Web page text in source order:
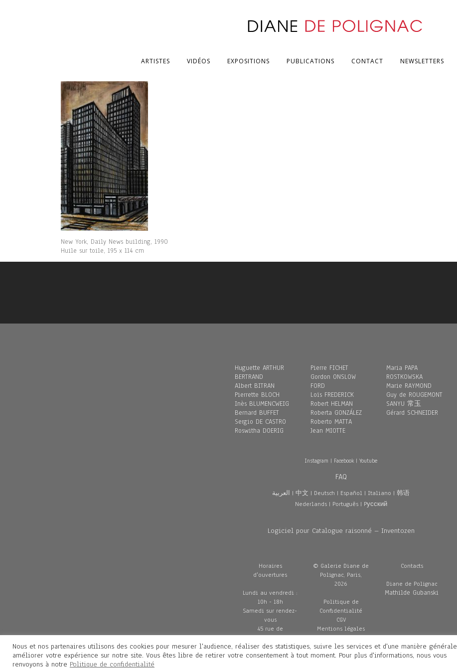
ARTISTES VIDÉOS EXPOSITIONS PUBLICATIONS CONTACT NEWSLETTERS
New York, Daily News building, 1990
Huile sur toile, 195 x 114 cm
Huguette ARTHUR
BERTRAND
Albert BITRAN
Pierrette BLOCH
Inès BLUMENCWEIG
Bernard BUFFET
Sergio DE CASTRO
Roswitha DOERIG
Pierre FICHET
Gordon ONSLOW
FORD
Loïs FREDERICK
Robert HELMAN
Roberta GONZÁLEZ
Roberto MATTA
Jean MIOTTE
Maria PAPA
ROSTKOWSKA
Marie RAYMOND
Guy de ROUGEMONT
SANYU 常玉
Gérard SCHNEIDER
Instagram | Facebook|Youtube
FAQ
العربية |中文 | Deutsch | Español | Italiano |韩语
Nederlands| Português| Pусский
Logiciel pour Catalogue raisonné – Inventozen
Horaires
d'ouvertures
Lundi au vendredi :
10h - 18h
Samedi sur rendez-
vous
45 rue de
Penthièvre
75008 Paris
France
© Galerie Diane de
Polignac, Paris,
2026
Politique de
Confidentialité
CGV
Mentions légales
Livraisons
Contacts
Diane de Polignac
Mathilde Gubanski
Nous et nos partenaires utilisons des cookies pour mesurer l'audience, réaliser des statistiques, suivre les services et d'une manière générale
améliorer votre expérience sur notre site. Vous êtes libre de retirer votre consentement à tout moment. Pour plus d'informations, nous vous
renvoyons à notre Politique de confidentialité